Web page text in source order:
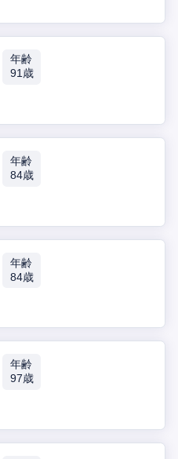
年齢
91歳
年齢
84歳
年齢
84歳
年齢
97歳